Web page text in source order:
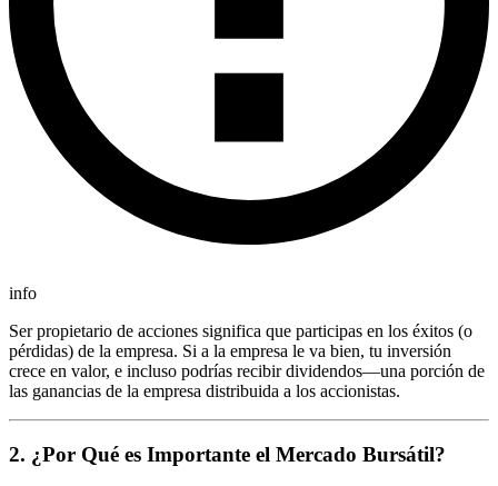
info
Ser propietario de acciones significa que participas en los éxitos (o
pérdidas) de la empresa. Si a la empresa le va bien, tu inversión
crece en valor, e incluso podrías recibir dividendos—una porción de
las ganancias de la empresa distribuida a los accionistas.
2. ¿Por Qué es Importante el Mercado Bursátil?